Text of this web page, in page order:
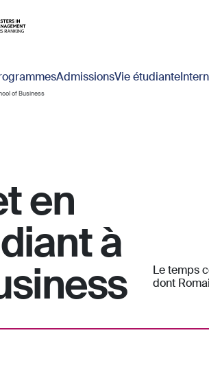
AdmissionsVie étudiante
of Business
en
à
Le temps
dont